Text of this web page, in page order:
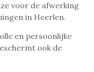
voor de afwerking
in Heerlen.
en persoonlijke
ook de